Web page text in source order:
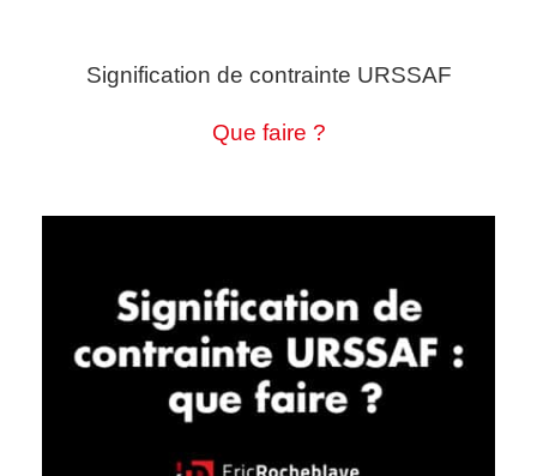
Signification de contrainte URSSAF
Que faire ?